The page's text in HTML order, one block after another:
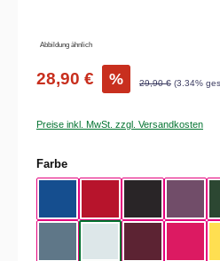
Abbildung ähnlich
28,90 € % 29,90 € (3.34%
Preise inkl. MwSt. zzgl. Versandkosten
Farbeauswählen